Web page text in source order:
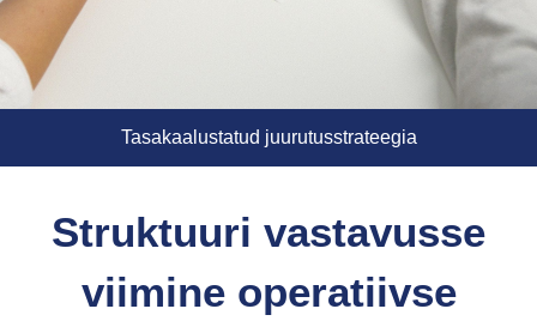
Tasakaalustatud juurutusstrateegia
Struktuuri vastavusse
viimine operatiivse